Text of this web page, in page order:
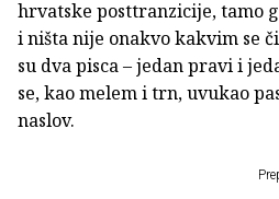
hrvatske posttranzicije, tamo
i ništa nije onakvo kakvim se
su dva pisca – jedan pravi i
se, kao melem i trn, uvukao
naslov.